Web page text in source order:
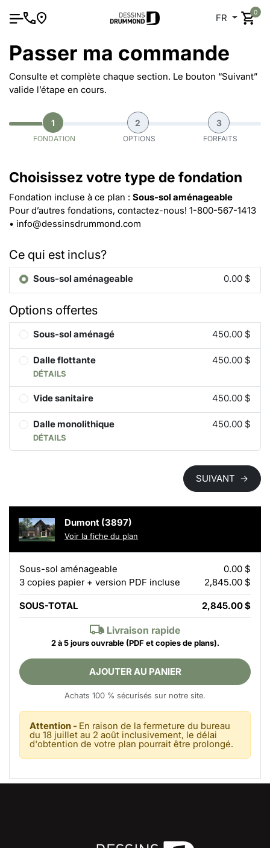
FR
0
Passer ma commande
Consulte et complète chaque section. Le bouton “Suivant”
valide l’étape en cours.
1
FONDATION
2
OPTIONS
3
FORFAITS
Choisissez votre type de fondation
Fondation incluse à ce plan : Sous-sol aménageable
Pour d’autres fondations, contactez-nous! 1-800-567-1413
• info@dessinsdrummond.com
Ce qui est inclus?
Sous-sol aménageable 0.00 $
Options offertes
Sous-sol aménagé 450.00 $
Dalle flottante
DÉTAILS
450.00 $
Vide sanitaire 450.00 $
Dalle monolithique
DÉTAILS
450.00 $
SUIVANT →
Dumont (3897)
Voir la fiche du plan
Sous-sol aménageable
0.00 $
3 copies papier + version PDF incluse
2,845.00 $
SOUS-TOTAL 2,845.00 $
Livraison rapide
2 à 5 jours ouvrable(PDF et copies de plans).
AJOUTER AU PANIER
Achats 100 % sécurisés sur notre site.
Attention - En raison de la fermeture du bureau
du 18 juillet au 2 août inclusivement, le délai
d'obtention de votre plan pourrait être prolongé.